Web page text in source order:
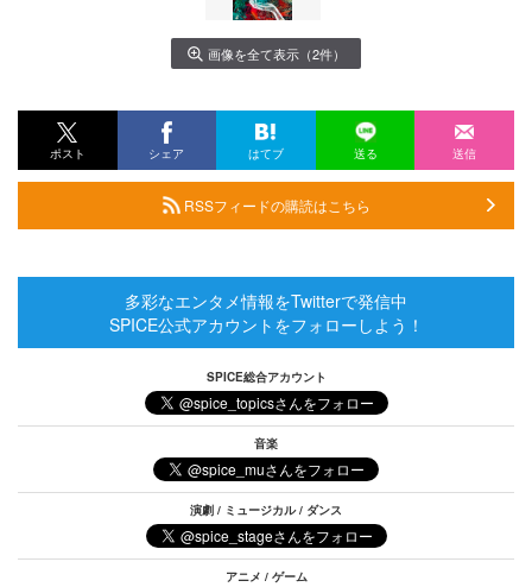
画像を全て表示（2件）
ポスト シェア はてブ 送る 送信
RSSフィードの購読はこちら
多彩なエンタメ情報をTwitterで発信中
SPICE公式アカウントをフォローしよう！
SPICE総合アカウント
音楽
演劇 / ミュージカル / ダンス
アニメ / ゲーム